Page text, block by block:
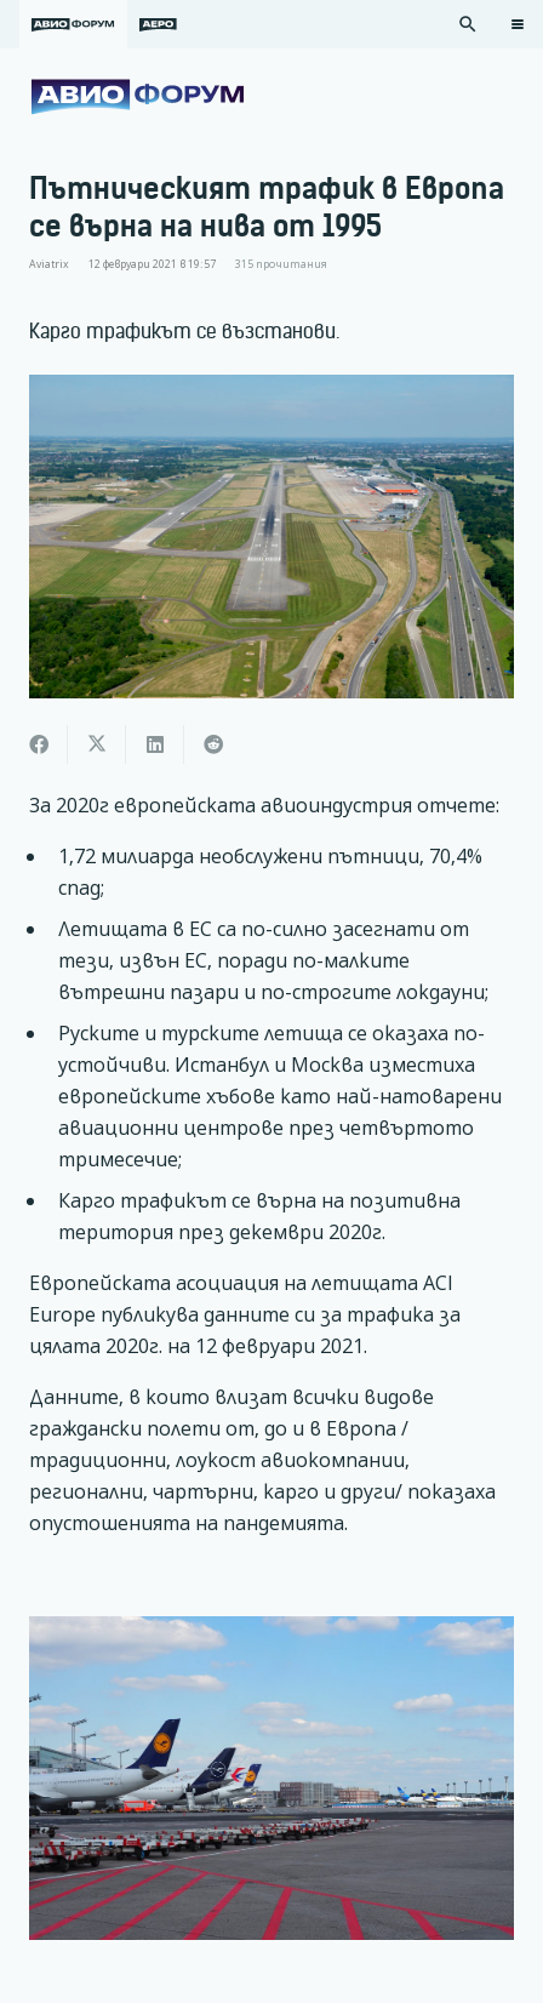
search
Пътническият трафик в Европа
се върна на нива от 1995
Aviatrix 12 февруари 2021 в 19:57 315 прочитания
Карго трафикът се възстанови.
За 2020г европейската авиоиндустрия отчете:
1,72 милиарда необслужени пътници, 70,4%
спад;
Летищата в ЕС са по-силно засегнати от
тези, извън ЕС, поради по-малките
вътрешни пазари и по-строгите локдауни;
Руските и турските летища се оказаха по-
устойчиви. Истанбул и Москва изместиха
европейските хъбове като най-натоварени
авиационни центрове през четвъртото
тримесечие;
Карго трафикът се върна на позитивна
територия през декември 2020г.
Европейската асоциация на летищата ACI
Europe публикува данните си за трафика за
цялата 2020г. на 12 февруари 2021.
Данните, в които влизат всички видове
граждански полети от, до и в Европа /
традиционни, лоукост авиокомпании,
регионални, чартърни, карго и други/ показаха
опустошенията на пандемията.